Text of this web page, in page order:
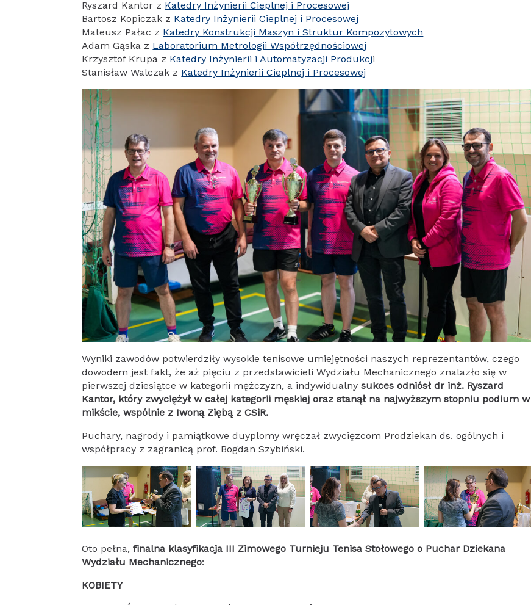
Ryszard Kantor z Katedry Inżynierii Cieplnej i Procesowej
Bartosz Kopiczak z Katedry Inżynierii Cieplnej i Procesowej
Mateusz Pałac z Katedry Konstrukcji Maszyn i Struktur Kompozytowych
Adam Gąska z Laboratorium Metrologii Współrzędnościowej
Krzysztof Krupa z Katedry Inżynierii i Automatyzacji Produkcji
Stanisław Walczak z Katedry Inżynierii Cieplnej i Procesowej
Wyniki zawodów potwierdziły wysokie tenisowe umiejętności naszych reprezentantów, czego
dowodem jest fakt, że aż pięciu z przedstawicieli Wydziału Mechanicznego znalazło się w
pierwszej dziesiątce w kategorii mężczyzn, a indywidualnysukces odniósł dr inż. Ryszard
Kantor, który zwyciężył w całej kategorii męskiej oraz stanął na najwyższym stopniu podium w
mikście, wspólnie z Iwoną Ziębą z CSiR.
Puchary, nagrody i pamiątkowe duyplomy wręczał zwycięzcom Prodziekan ds. ogólnych i
współpracy z zagranicą prof. Bogdan Szybiński.
Oto pełna,finalna klasyfikacja III Zimowego Turnieju Tenisa Stołowego o Puchar Dziekana
Wydziału Mechanicznego:
KOBIETY